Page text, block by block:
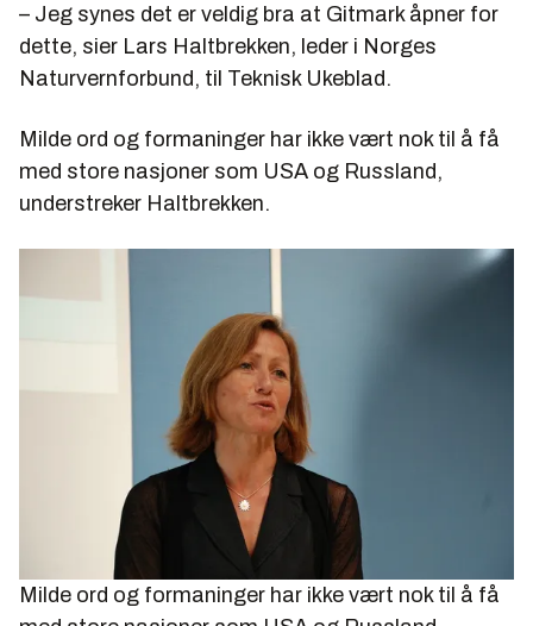
– Jeg synes det er veldig bra at Gitmark åpner for
dette, sier Lars Haltbrekken, leder i Norges
Naturvernforbund, til Teknisk Ukeblad.
Milde ord og formaninger har ikke vært nok til å få
med store nasjoner som USA og Russland,
understreker Haltbrekken.
Milde ord og formaninger har ikke vært nok til å få